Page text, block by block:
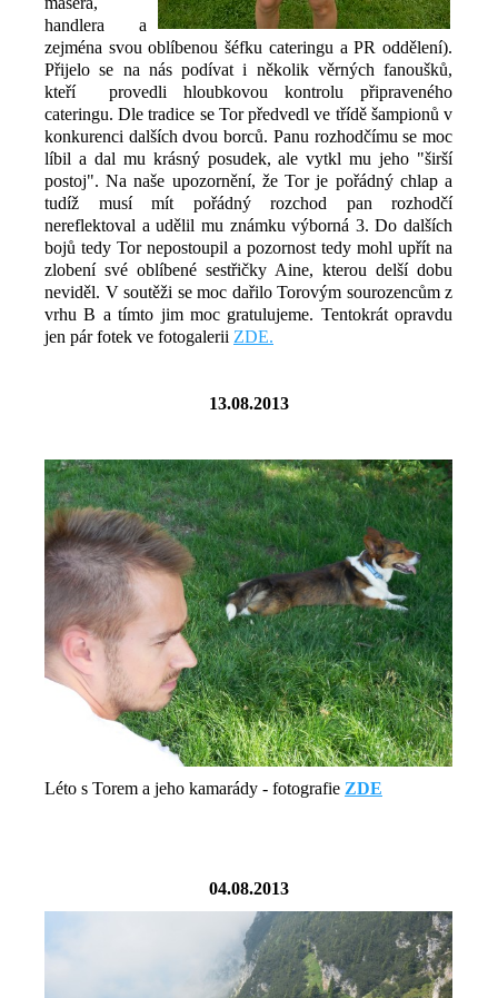
handlera a
zejména svou oblíbenou šéfku cateringu a PR oddělení).
Přijelo se na nás podívat i několik věrných fanoušků,
kteří provedli hloubkovou kontrolu připraveného
cateringu. Dle tradice se Tor předvedl ve třídě šampionů v
konkurenci dalších dvou borců. Panu rozhodčímu se moc
líbil a dal mu krásný posudek, ale vytkl mu jeho "širší
postoj". Na naše upozornění, že Tor je pořádný chlap a
tudíž musí mít pořádný rozchod pan rozhodčí
nereflektoval a udělil mu známku výborná 3. Do dalších
bojů tedy Tor nepostoupil a pozornost tedy mohl upřít na
zlobení své oblíbené sestřičky Aine, kterou delší dobu
neviděl. V soutěži se moc dařilo Torovým sourozencům z
vrhu B a tímto jim moc gratulujeme. Tentokrát opravdu
jen pár fotek ve fotogalerii ZDE.
13.08.2013
Léto s Torem a jeho kamarády - fotografie ZDE
04.08.2013